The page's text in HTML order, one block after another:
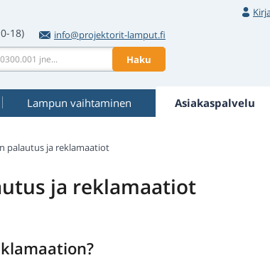
18)
info@projektorit-lamput.fi
Haku
Lampun vaihtaminen Asiakaspalvelu
palautus ja reklamaatiot
ja reklamaatiot